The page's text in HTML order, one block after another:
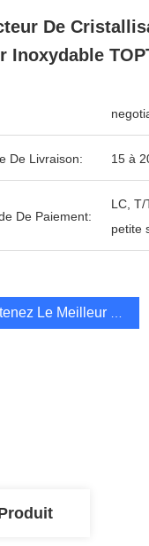
De
Inoxydable
De Livraison: 15 à
De Paiement:
LC, T/
petite
Le Meilleur Prix